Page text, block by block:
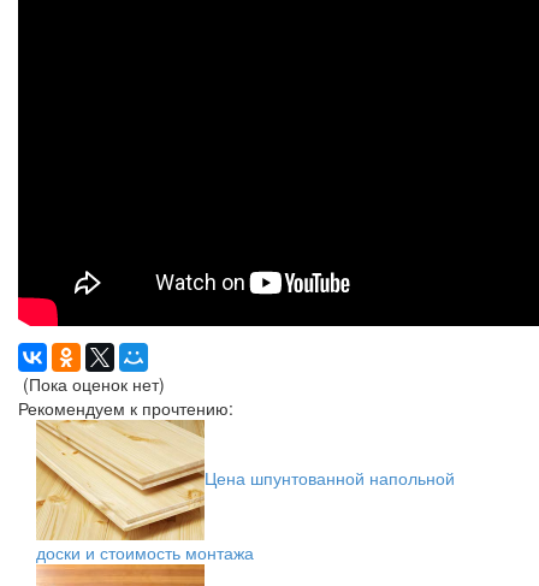
(Пока оценок нет)
Рекомендуем к прочтению:
Цена шпунтованной напольной
доски и стоимость монтажа